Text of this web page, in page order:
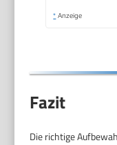
* Anzeige
Fazit
Die richtige